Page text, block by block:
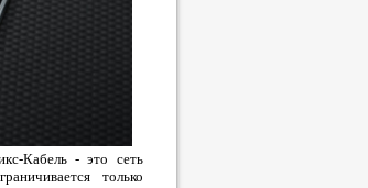
Кабель - это сеть
только